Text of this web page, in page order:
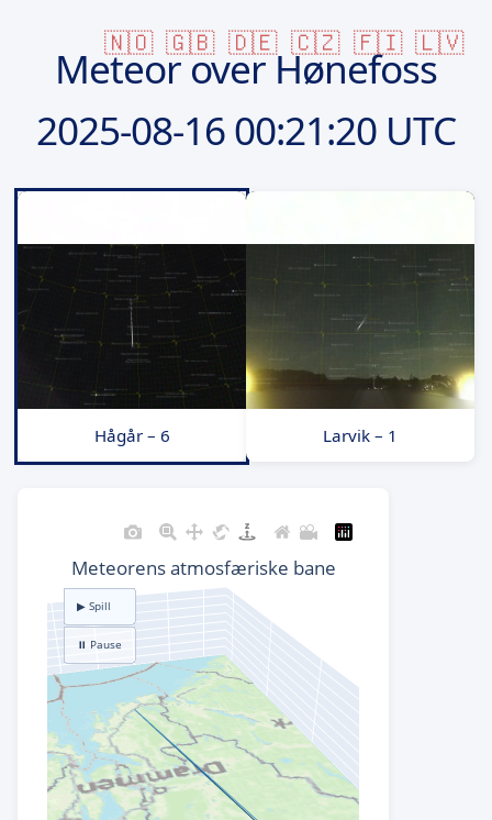
🇳🇴 🇬🇧 🇩🇪 🇨🇿 🇫🇮 🇱🇻
Meteor over Hønefoss
2025-08-1600:21:20 UTC
Hågår – 6 Larvik – 1